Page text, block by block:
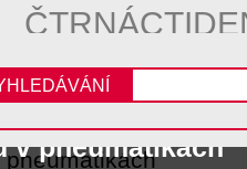
v pneumatikách